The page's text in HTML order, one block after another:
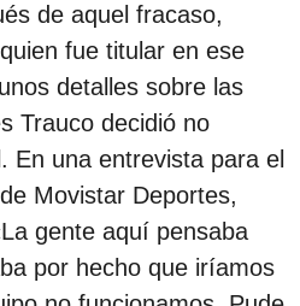
de aquel fracaso,
fue titular en ese
detalles sobre las
Trauco decidió no
En una entrevista para el
Movistar Deportes,
gente aquí pensaba
por hecho que iríamos